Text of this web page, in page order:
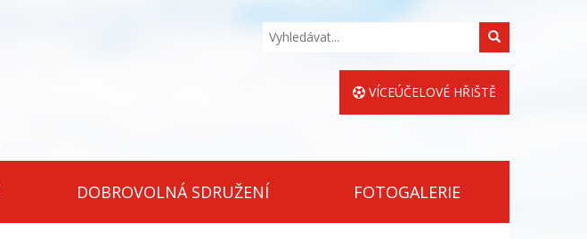
Hledat
VÍCEÚČELOVÉ HŘIŠTĚ
DOBROVOLNÁ SDRUŽENÍ FOTOGALERIE